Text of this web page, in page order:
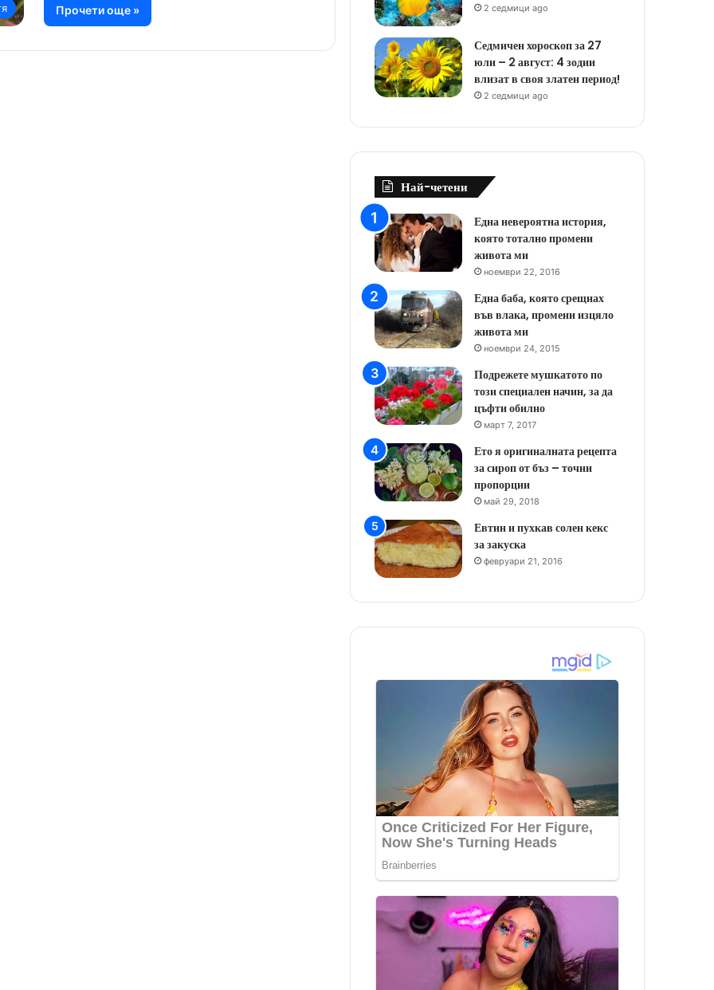
Прочети още » 2 седмици ago
Седмичен хороскоп за 27
юли – 2 август: 4 зодии
влизат в своя златен период!
2 седмици ago
Най-четени
Една невероятна история,
която тотално промени
живота ми
ноември 22, 2016
Една баба, която срещнах
във влака, промени изцяло
живота ми
ноември 24, 2015
Подрежете мушкатото по
този специален начин, за да
цъфти обилно
март 7, 2017
Ето я оригиналната рецепта
за сироп от бъз – точни
пропорции
май 29, 2018
Евтин и пухкав солен кекс
за закуска
февруари 21, 2016